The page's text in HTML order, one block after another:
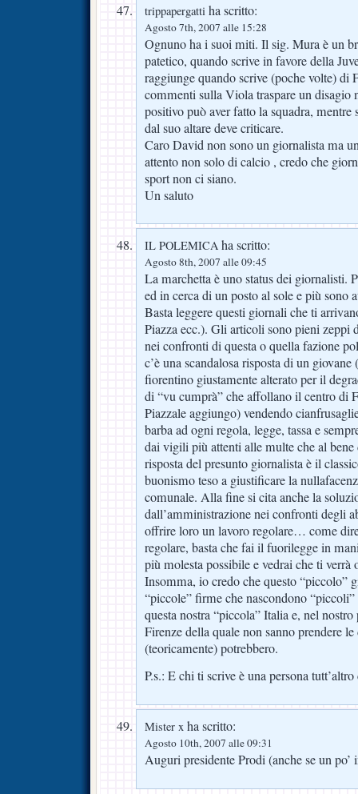
trippapergatti ha scritto:
Agosto 7th, 2007 alle 15:28
Ognuno ha i suoi miti. Il sig. Mura è un
patetico, quando scrive in favore della
raggiunge quando scrive (poche volte) di
commenti sulla Viola traspare un disagio
positivo può aver fatto la squadra,
dal suo altare deve criticare.
Caro David non sono un giornalista ma
attento non solo di calcio , credo che
sport non ci siano.
Un saluto
IL POLEMICA ha scritto:
Agosto 8th, 2007 alle 09:45
La marchetta è uno status dei giornalisti.
ed in cerca di un posto al sole e più sono
Basta leggere questi giornali che ti
Piazza ecc.). Gli articoli sono pieni zeppi
nei confronti di questa o quella fazione
c’è una scandalosa risposta di un
fiorentino giustamente alterato per il
di “vu cumprà” che affollano il centro di
Piazzale aggiungo) vendendo
barba ad ogni regola, legge, tassa e
dai vigili più attenti alle multe che al
risposta del presunto giornalista è il
buonismo teso a giustificare la
comunale. Alla fine si cita anche la
dall’amministrazione nei confronti degli
offrire loro un lavoro regolare… come
regolare, basta che fai il fuorilegge in
più molesta possibile e vedrai che ti verrà
Insomma, io credo che questo “piccolo”
“piccole” firme che nascondono
questa nostra “piccola” Italia e, nel
Firenze della quale non sanno prendere
(teoricamente) potrebbero.
P.s.: E chi ti scrive è una persona
Mister x ha scritto:
Agosto 10th, 2007 alle 09:31
Auguri presidente Prodi (anche se un po’